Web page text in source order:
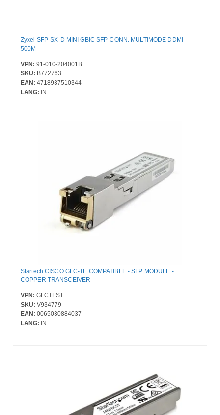
Zyxel SFP-SX-D MINI GBIC SFP-CONN. MULTIMODE DDMI
500M
VPN: 91-010-204001B
SKU: B772763
EAN: 4718937510344
LANG: IN
Startech CISCO GLC-TE COMPATIBLE - SFP MODULE -
COPPER TRANSCEIVER
VPN: GLCTEST
SKU: V934779
EAN: 0065030884037
LANG: IN